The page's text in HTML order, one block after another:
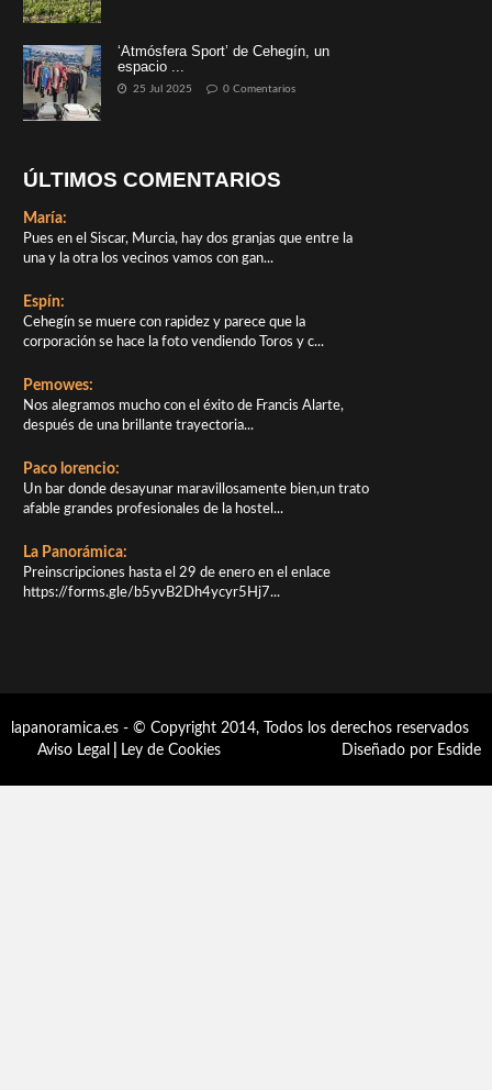
‘Atmósfera Sport’ de Cehegín, un
espacio ...
25 Jul 2025 0 Comentarios
ÚLTIMOS COMENTARIOS
María:
Pues en el Siscar, Murcia, hay dos granjas que entre la
una y la otra los vecinos vamos con gan...
Espín:
Cehegín se muere con rapidez y parece que la
corporación se hace la foto vendiendo Toros y c...
Pemowes:
Nos alegramos mucho con el éxito de Francis Alarte,
después de una brillante trayectoria...
Paco lorencio:
Un bar donde desayunar maravillosamente bien,un trato
afable grandes profesionales de la hostel...
La Panorámica:
Preinscripciones hasta el 29 de enero en el enlace
https://forms.gle/b5yvB2Dh4ycyr5Hj7...
lapanoramica.es - © Copyright 2014, Todos los derechos reservados
Aviso Legal
Ley de Cookies Diseñado por Esdide